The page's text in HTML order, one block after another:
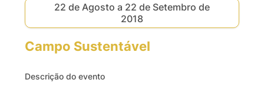
22 de Agosto a 22 de Setembro de
2018
Campo Sustentável
Descrição do evento